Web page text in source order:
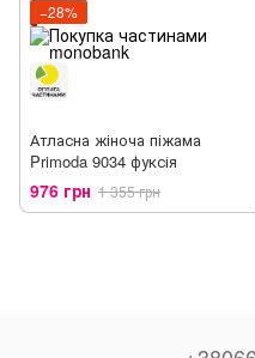
−28%
Атласна жіноча піжама
Primoda 9034 фуксія
976 грн 1 355 грн